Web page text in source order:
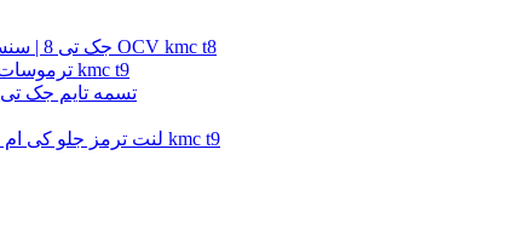
سنسور OCV کی ام سی تی 8 | سنسور OCV جک تی 8 | سنسور OCV kmc t8
ترموسات کی ام سی تی 9 | ترموسات جک تی 9 | ترموسات kmc t9
تسمه تایم کی ام سی تی 9 | تسمه تایم جک T9 | تسمه تایم جک تی 9
لنت ترمز جلو کی ام سی تی 9 | لنت ترمز جلو جک تی 9 | لنت ترمز جلو kmc t9